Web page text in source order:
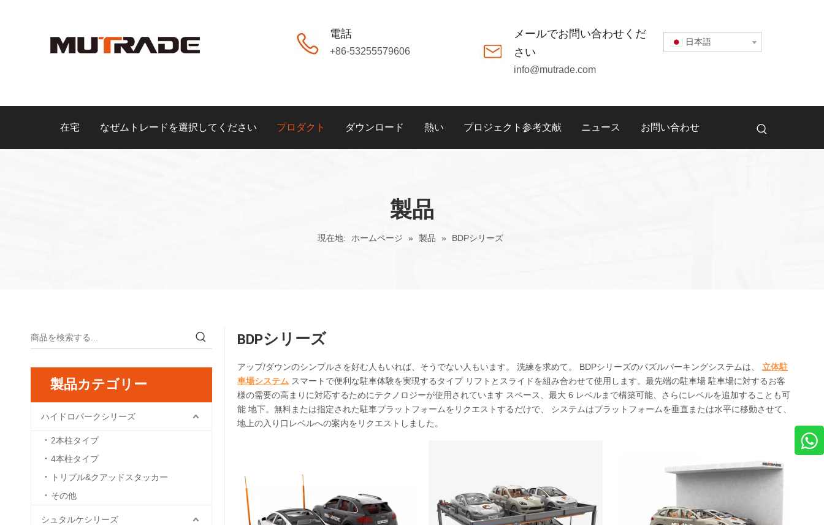
電話
+86-53255579606
メールでお問い合わせくだ
さい
info@mutrade.com
日本語
在宅 なぜムトレードを選択してください プロダクト ダウンロード 熱い プロジェクト参考文献 ニュース お問い合わせ
製品
現在地: ホームページ » 製品 » BDPシリーズ
製品カテゴリー
ハイドロパークシリーズ
2本柱タイプ
4本柱タイプ
トリプル&クアッドスタッカー
その他
シュタルケシリーズ
BDPシリーズ
アップ/ダウンのシンプルさを好む人もいれば、そうでない人もいます。 洗練を求めて。 BDPシリーズのパズルパーキングシステムは、 立体駐
車場システム スマートで便利な駐車体験を実現するタイプ リフトとスライドを組み合わせて使用​​します。最先端の駐車場 駐車場に対するお客
様の需要の高まりに対応するためにテクノロジーが使用されています スペース、最大 6 レベルまで構築可能、さらにレベルを追加することも可
能 地下。無料または指定された駐車プラットフォームをリクエストするだけで、 システムはプラットフォームを垂直または水平に移動させて、
地上の入り口レベルへの案内をリクエストしました。